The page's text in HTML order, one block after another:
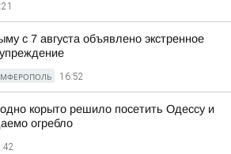
с 7 августа объявлено экстренное
16:52
корыто решило посетить Одессу и
огребло